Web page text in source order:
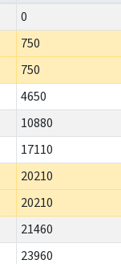
0
750
750
4650
10880
17110
20210
20210
21460
23960